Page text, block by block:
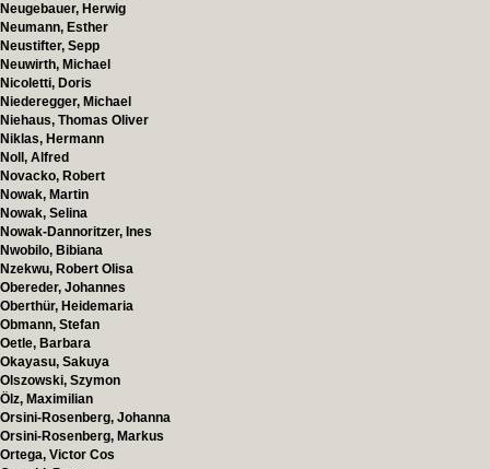
Neugebauer, Herwig
Neumann, Esther
Neustifter, Sepp
Neuwirth, Michael
Nicoletti, Doris
Niederegger, Michael
Niehaus, Thomas Oliver
Niklas, Hermann
Noll, Alfred
Novacko, Robert
Nowak, Martin
Nowak, Selina
Nowak-Dannoritzer, Ines
Nwobilo, Bibiana
Nzekwu, Robert Olisa
Obereder, Johannes
Oberthür, Heidemaria
Obmann, Stefan
Oetle, Barbara
Okayasu, Sakuya
Olszowski, Szymon
Ölz, Maximilian
Orsini-Rosenberg, Johanna
Orsini-Rosenberg, Markus
Ortega, Victor Cos